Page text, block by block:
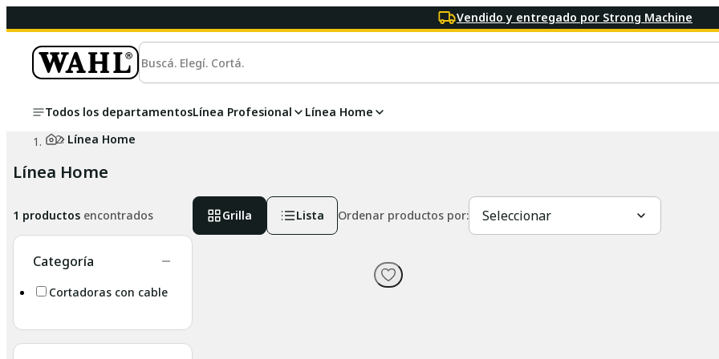
Vendido y entregado por Strong Machine
Todos los departamentosLínea Profesional Línea Home
Línea Home
Línea Home
1 productos encontrados Grilla Lista Ordenar productos por: Seleccionar
Categoría
Cortadoras con cable